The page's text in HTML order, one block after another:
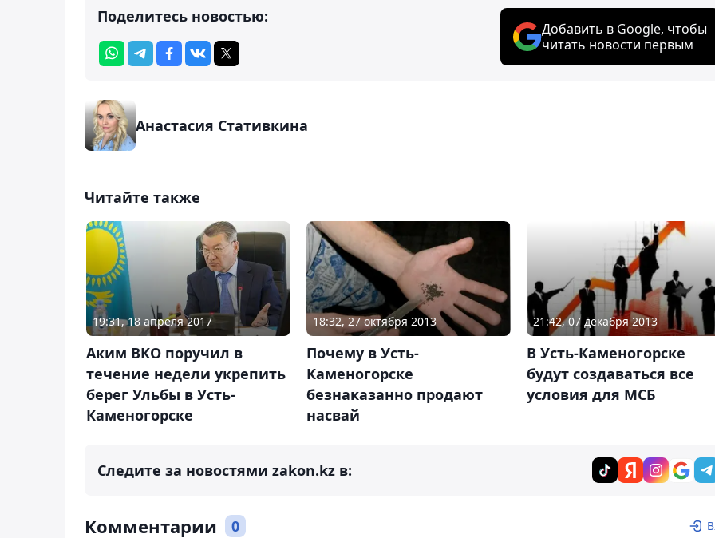
Поделитесь новостью:
Добавить в Google, чтобы
читать новости первым
Анастасия Стативкина
Читайте также
19:31, 18 апреля 2017
Аким ВКО поручил в
течение недели укрепить
берег Ульбы в Усть-
Каменогорске
18:32, 27 октября 2013
Почему в Усть-
Каменогорске
безнаказанно продают
насвай
21:42, 07 декабря 2013
В Усть-Каменогорске
будут создаваться все
условия для МСБ
Следите за новостями zakon.kz в:
Комментарии 0